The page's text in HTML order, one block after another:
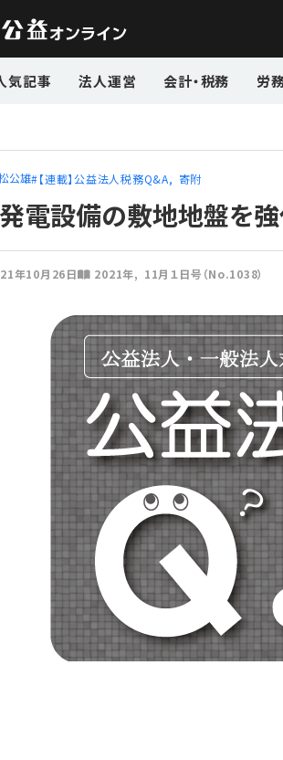
気記事 法人運営 会計・税務 労
公雄 【連載】公益法人税務Q&A 寄附
電設備の敷地地盤を
年10月26日 2021年 11月１日号（No.1038）